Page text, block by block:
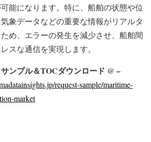
能になります。特に、船舶の状態や位
象データなどの重要な情報がリアルタ
め、エラーの発生を減少させ、船舶間
スな通信を実現します。
ンプル＆TOCダウンロード @ –
request-sample/maritime-
market